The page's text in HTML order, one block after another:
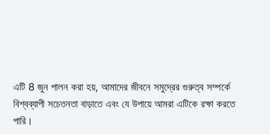
এটি 8 জুন পালন করা হয়, আমাদের জীবনে সমুদ্রের গুরুত্ব সম্পর্কে
বিশ্বব্যাপী সচেতনতা বাড়াতে এবং যে উপায়ে আমরা এটিকে রক্ষা করতে
পারি।